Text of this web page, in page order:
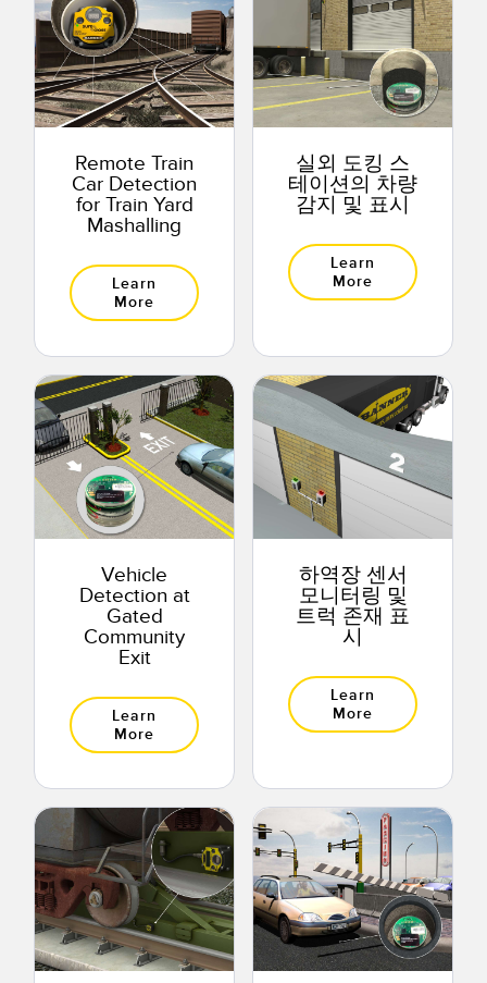
Remote Train
Car Detection
for Train Yard
Mashalling
Learn
More
실외 도킹 스
테이션의 차량
감지 및 표시
Learn
More
Vehicle
Detection at
Gated
Community
Exit
Learn
More
하역장 센서
모니터링 및
트럭 존재 표
시
Learn
More